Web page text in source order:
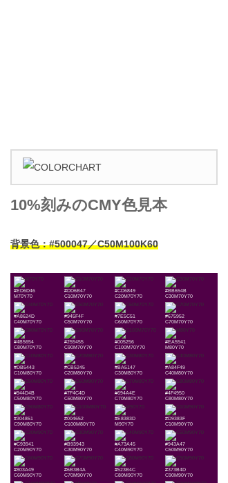
10%刻みのCMY色見本
背景色：#500047／C50M100K60
#ED6D46
M70Y70
#DD6B47
C10M70Y70
#CD6849
C20M70Y70
#BB654B
C30M70Y70
#A8624D
C40M70Y70
#945F4F
C50M70Y70
#7E5C51
C60M70Y70
#675952
C70M70Y70
#4B5654
C80M70Y70
#255455
C90M70Y70
#005256
C100M70Y70
#EA5541
M80Y70
#DB5443
C10M80Y70
#CB5245
C20M80Y70
#BA5147
C30M80Y70
#A84F49
C40M80Y70
#944D4B
C50M80Y70
#7F4C4D
C60M80Y70
#694A4E
C70M80Y70
#4F4950
C80M80Y70
#304851
C90M80Y70
#004652
C100M80Y70
#E8383D
M90Y70
#D9383F
C10M90Y70
#C93941
C20M90Y70
#B93943
C30M90Y70
#A73A45
C40M90Y70
#943A47
C50M90Y70
#803A49
C60M90Y70
#6B3B4A
C70M90Y70
#523B4C
C80M90Y70
#373B4D
C90M90Y70